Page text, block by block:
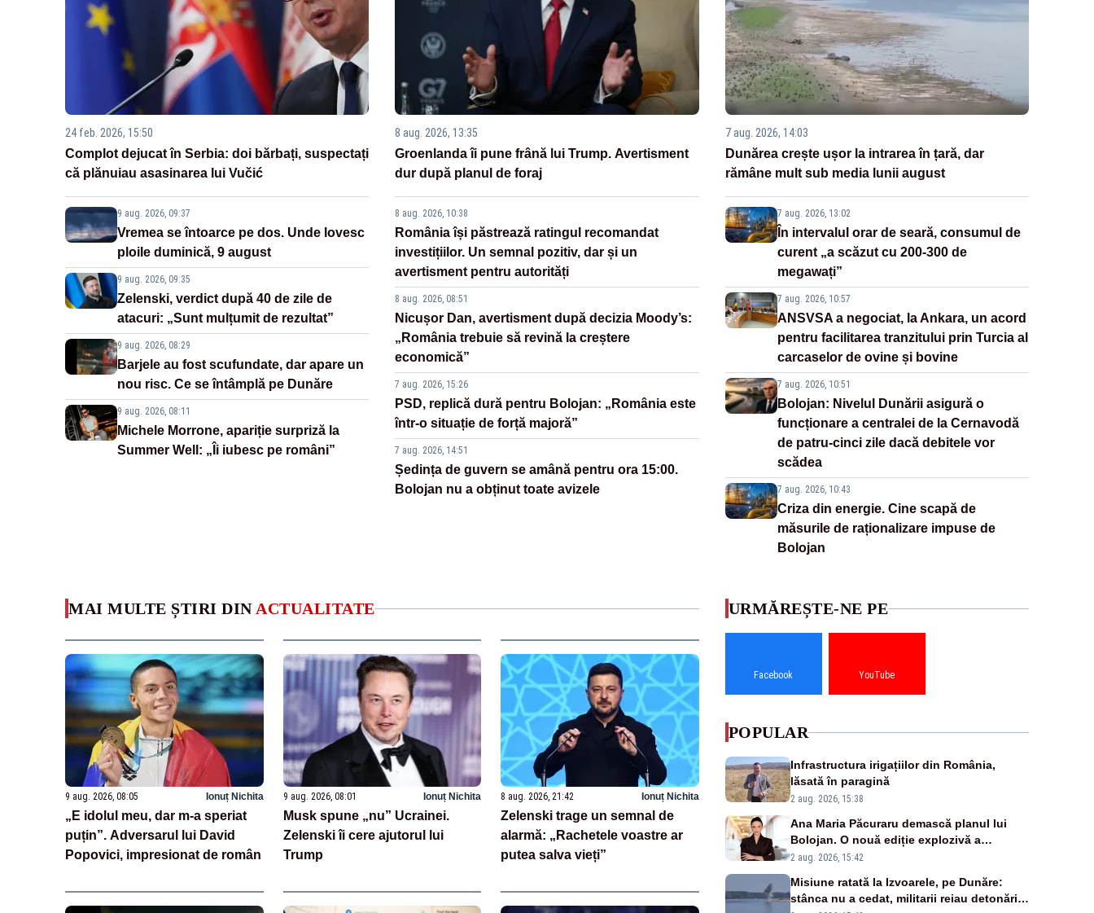
24 feb. 2026, 15:50
Complot dejucat în Serbia: doi bărbați, suspectați
că plănuiau asasinarea lui Vučić
9 aug. 2026, 09:37
Vremea se întoarce pe dos. Unde lovesc
ploile duminică, 9 august
9 aug. 2026, 09:35
Zelenski, verdict după 40 de zile de
atacuri: „Sunt mulțumit de rezultat”
9 aug. 2026, 08:29
Barjele au fost scufundate, dar apare un
nou risc. Ce se întâmplă pe Dunăre
9 aug. 2026, 08:11
Michele Morrone, apariție surpriză la
Summer Well: „Îi iubesc pe români”
8 aug. 2026, 13:35
Groenlanda îi pune frână lui Trump. Avertisment
dur după planul de foraj
8 aug. 2026, 10:38
România își păstrează ratingul recomandat
investițiilor. Un semnal pozitiv, dar și un
avertisment pentru autorități
8 aug. 2026, 08:51
Nicușor Dan, avertisment după decizia Moody’s:
„România trebuie să revină la creștere
economică”
7 aug. 2026, 15:26
PSD, replică dură pentru Bolojan: „România este
într-o situație de forță majoră”
7 aug. 2026, 14:51
Ședința de guvern se amână pentru ora 15:00.
Bolojan nu a obținut toate avizele
7 aug. 2026, 14:03
Dunărea crește ușor la intrarea în țară, dar
rămâne mult sub media lunii august
7 aug. 2026, 13:02
În intervalul orar de seară, consumul de
curent „a scăzut cu 200-300 de
megawați”
7 aug. 2026, 10:57
ANSVSA a negociat, la Ankara, un acord
pentru facilitarea tranzitului prin Turcia al
carcaselor de ovine și bovine
7 aug. 2026, 10:51
Bolojan: Nivelul Dunării asigură o
funcționare a centralei de la Cernavodă
de patru-cinci zile dacă debitele vor
scădea
7 aug. 2026, 10:43
Criza din energie. Cine scapă de
măsurile de raționalizare impuse de
Bolojan
MAI MULTE ȘTIRI DIN ACTUALITATE
9 aug. 2026, 08:05 Ionuț Nichita
„E idolul meu, dar m-a speriat
puțin”. Adversarul lui David
Popovici, impresionat de român
9 aug. 2026, 08:01 Ionuț Nichita
Musk spune „nu” Ucrainei.
Zelenski îi cere ajutorul lui
Trump
8 aug. 2026, 21:42 Ionuț Nichita
Zelenski trage un semnal de
alarmă: „Rachetele voastre ar
putea salva vieți”
URMĂREȘTE-NE PE
Facebook YouTube
POPULAR
Infrastructura irigațiilor din România,
lăsată în paragină
2 aug. 2026, 15:38
Ana Maria Păcuraru demască planul lui
Bolojan. O nouă ediție explozivă a
emisiunii „Miza Zilei” la Realitatea PLUS
2 aug. 2026, 15:42
Misiune ratată la Izvoarele, pe Dunăre:
stânca nu a cedat, militarii reiau detonările